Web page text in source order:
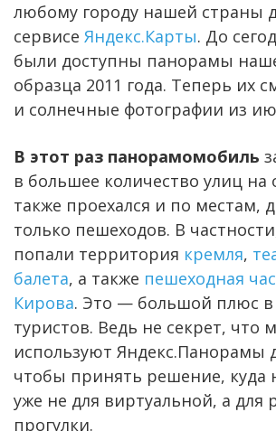
любому городу нашей страны
сервисе Яндекс.Карты. До
были доступны панорамы
образца 2011 года. Теперь их
и солнечные фотографии из
В этот раз панорамомобиль
в большее количество улиц на
также проехался и по местам,
только пешеходов. В
попали территория кремля,
балета, а также пешеходная
Кирова. Это — большой плюс
туристов. Ведь не секрет, что
используют Яндекс.Панорамы
чтобы принять решение, куда
уже не для виртуальной, а для
прогулки.